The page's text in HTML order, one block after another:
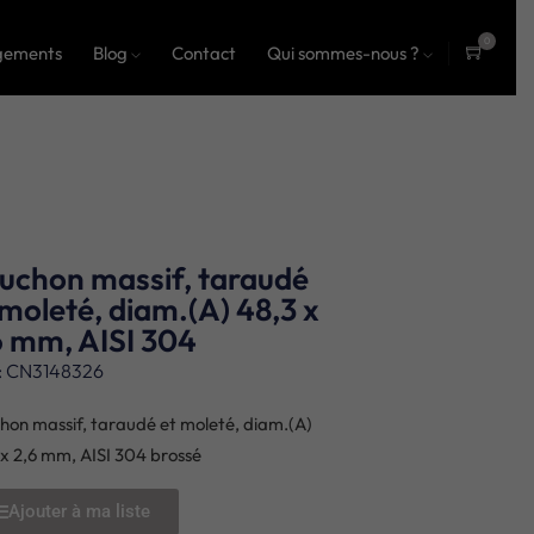
Blog Contact Qui sommes-nous ?
0
massif, taraudé
diam.(A) 48,3 x
mm, AISI 304
CN3148326
massif, taraudé et moleté, diam.(A)
2,6 mm, AISI 304 brossé
Ajouter à ma liste